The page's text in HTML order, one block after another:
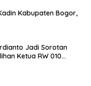
Kabupaten Bogor,
Jadi Sorotan
Ketua RW 010